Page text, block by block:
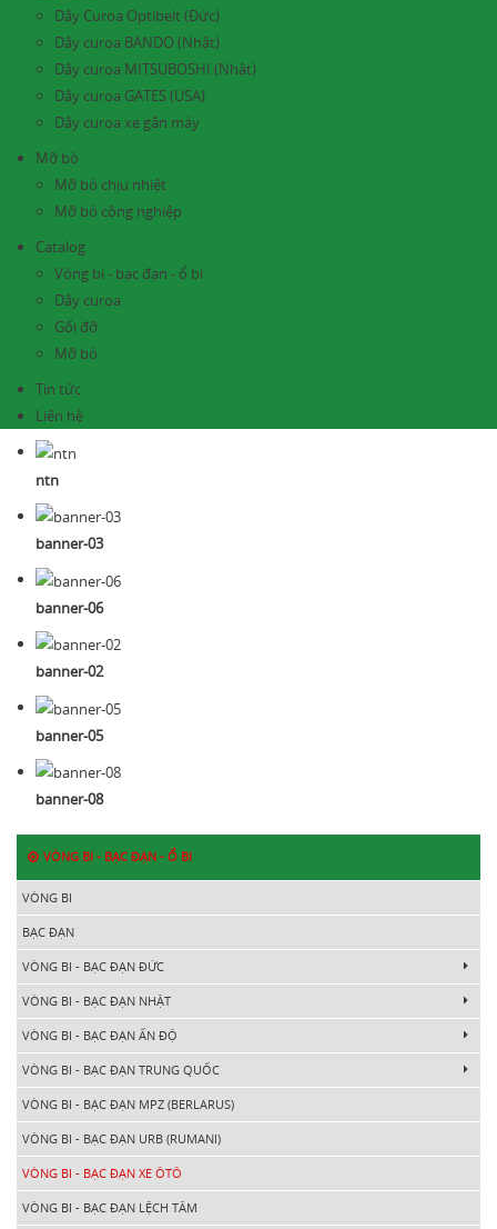
Dây Curoa Optibelt (Đức)
Dây curoa BANDO (Nhật)
Dây curoa MITSUBOSHI (Nhật)
Dây curoa GATES (USA)
Dây curoa xe gắn máy
Mỡ bò
Mỡ bò chịu nhiệt
Mỡ bò công nghiệp
Catalog
Vòng bi - bạc đạn - ổ bi
Dây curoa
Gối đỡ
Mỡ bò
Tin tức
Liên hệ
ntn
banner-03
banner-06
banner-02
banner-05
banner-08
VÒNG BI - BẠC ĐẠN - Ổ BI
VÒNG BI
BẠC ĐẠN
VÒNG BI - BẠC ĐẠN ĐỨC
VÒNG BI - BẠC ĐẠN NHẬT
VÒNG BI - BẠC ĐẠN ẤN ĐỘ
VÒNG BI - BẠC ĐẠN TRUNG QUỐC
VÒNG BI - BẠC ĐẠN MPZ (BERLARUS)
VÒNG BI - BẠC ĐẠN URB (RUMANI)
VÒNG BI - BẠC ĐẠN XE ÔTÔ
VÒNG BI - BẠC ĐẠN LỆCH TÂM